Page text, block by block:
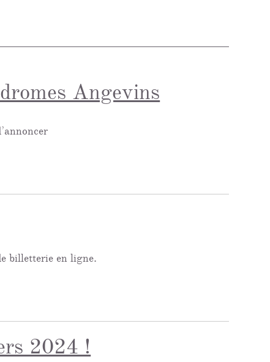
Angevins
billetterie en ligne.
2024 !